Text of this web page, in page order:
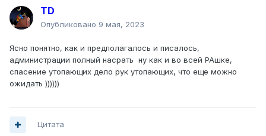
TD
Опубликовано 9 мая, 2023
Ясно понятно, как и предполагалось и писалось,
администрации полный насрать ну как и во всей РАшке,
спасение утопающих дело рук утопающих, что еще можно
ожидать ))))))
Цитата